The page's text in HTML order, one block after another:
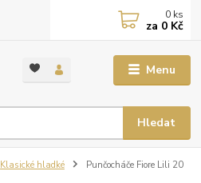
Menu
Hledat
0 ks
za 0 Kč
Klasické hladké Punčocháče Fiore Lili 20